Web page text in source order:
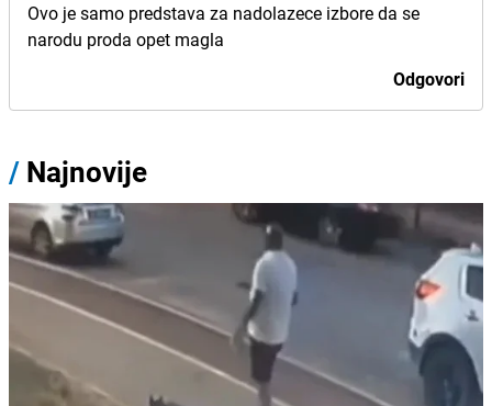
Ovo je samo predstava za nadolazece izbore da se
narodu proda opet magla
Odgovori
/ Najnovije